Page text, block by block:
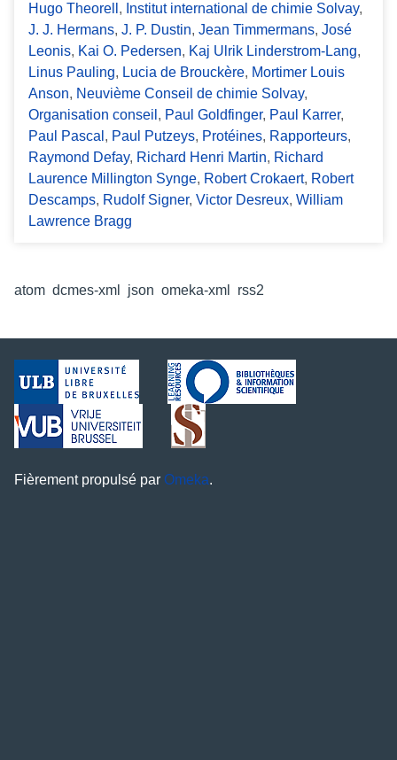
Hugo Theorell , Institut international de chimie Solvay,
J. J. Hermans, J. P. Dustin, Jean Timmermans, José
Leonis, Kai O. Pedersen, Kaj Ulrik Linderstrom-Lang,
Linus Pauling, Lucia de Brouckère, Mortimer Louis
Anson, Neuvième Conseil de chimie Solvay,
Organisation conseil , Paul Goldfinger, Paul Karrer,
Paul Pascal , Paul Putzeys, Protéines, Rapporteurs,
Raymond Defay, Richard Henri Martin, Richard
Laurence Millington Synge, Robert Crokaert, Robert
Descamps, Rudolf Signer, Victor Desreux, William
Lawrence Bragg
atom dcmes-xml json omeka-xml rss2
Fièrement propulsé par Omeka.